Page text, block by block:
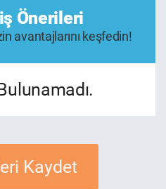
Önerileri
avantajlarını keşfedin!
Kaydet